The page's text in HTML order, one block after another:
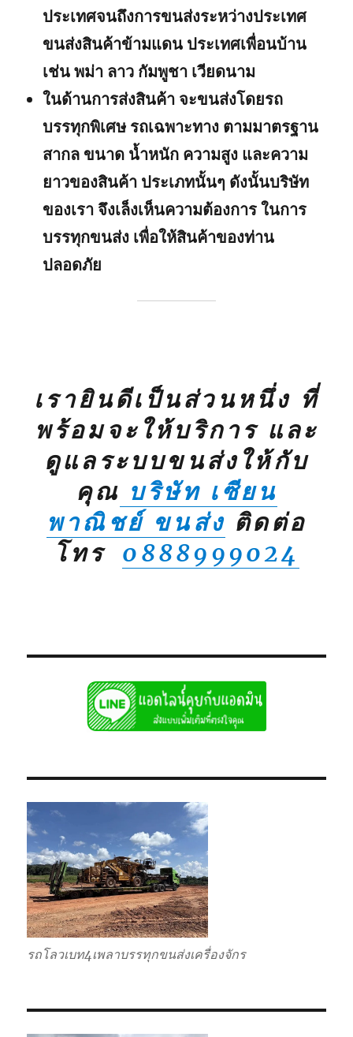
ประเทศจนถึงการขนส่งระหว่างประเทศ
ขนส่งสินค้าข้ามแดน ประเทศเพื่อนบ้าน
เช่น พม่า ลาว กัมพูชา เวียดนาม
ในด้านการส่งสินค้า จะขนส่งโดยรถ
บรรทุกพิเศษ รถเฉพาะทาง ตามมาตรฐาน
สากล ขนาด น้ำหนัก ความสูง และความ
ยาวของสินค้า ประเภทนั้นๆ ดังนั้นบริษัท
ของเรา จึงเล็งเห็นความต้องการ ในการ
บรรทุกขนส่ง เพื่อให้สินค้าของท่าน
ปลอดภัย
เรายินดีเป็นส่วนหนึ่ง ที่
พร้อมจะให้บริการ และ
ดูแลระบบขนส่งให้กับ
คุณ บริษัท เซียน
พาณิชย์ ขนส่ง ติดต่อ
โทร 0888999024
รถโลวเบท4เพลาบรรทุกขนส่งเครื่องจักร